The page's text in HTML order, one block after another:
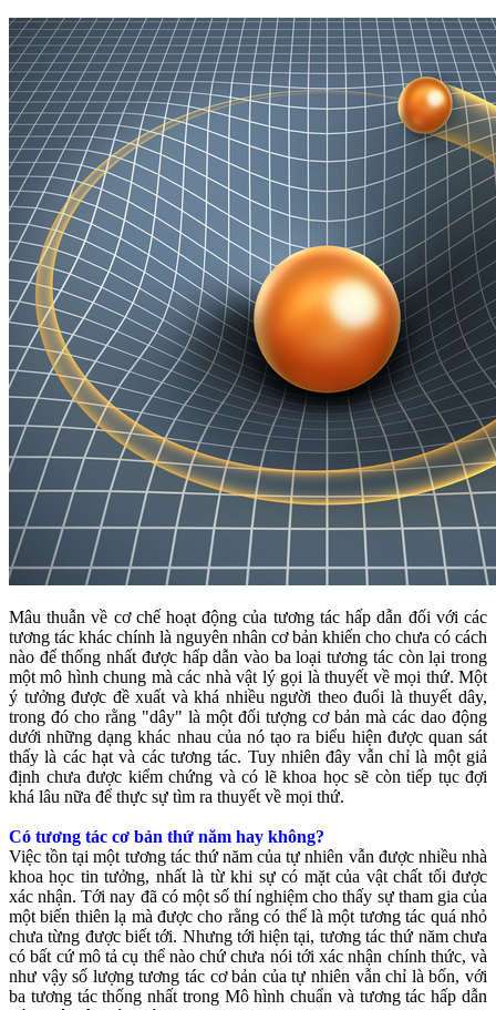
Mâu thuẫn về cơ chế hoạt động của tương tác hấp dẫn đối với các
tương tác khác chính là nguyên nhân cơ bản khiến cho chưa có cách
nào để thống nhất được hấp dẫn vào ba loại tương tác còn lại trong
một mô hình chung mà các nhà vật lý gọi là thuyết về mọi thứ. Một
ý tưởng được đề xuất và khá nhiều người theo đuổi là thuyết dây,
trong đó cho rằng "dây" là một đối tượng cơ bản mà các dao động
dưới những dạng khác nhau của nó tạo ra biểu hiện được quan sát
thấy là các hạt và các tương tác. Tuy nhiên đây vẫn chỉ là một giả
định chưa được kiểm chứng và có lẽ khoa học sẽ còn tiếp tục đợi
khá lâu nữa để thực sự tìm ra thuyết về mọi thứ.
Có tương tác cơ bản thứ năm hay không?
Việc tồn tại một tương tác thứ năm của tự nhiên vẫn được nhiều nhà
khoa học tin tưởng, nhất là từ khi sự có mặt của vật chất tối được
xác nhận. Tới nay đã có một số thí nghiệm cho thấy sự tham gia của
một biến thiên lạ mà được cho rằng có thể là một tương tác quá nhỏ
chưa từng được biết tới. Nhưng tới hiện tại, tương tác thứ năm chưa
có bất cứ mô tả cụ thể nào chứ chưa nói tới xác nhận chính thức, và
như vậy số lượng tương tác cơ bản của tự nhiên vẫn chỉ là bốn, với
ba tương tác thống nhất trong Mô hình chuẩn và tương tác hấp dẫn